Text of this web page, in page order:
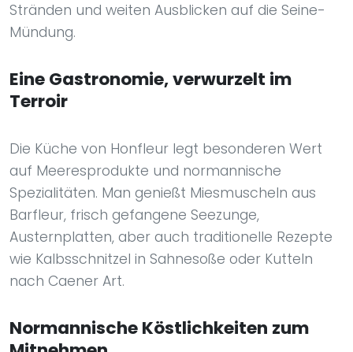
Stränden und weiten Ausblicken auf die Seine-
Mündung.
Eine Gastronomie, verwurzelt im
Terroir
Die Küche von Honfleur legt besonderen Wert
auf Meeresprodukte und normannische
Spezialitäten. Man genießt Miesmuscheln aus
Barfleur, frisch gefangene Seezunge,
Austernplatten, aber auch traditionelle Rezepte
wie Kalbsschnitzel in Sahnesoße oder Kutteln
nach Caener Art.
Normannische Köstlichkeiten zum